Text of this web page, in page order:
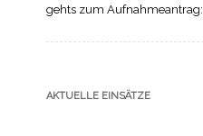
gehts zum Aufnahmeantrag:
AKTUELLE EINSÄTZE